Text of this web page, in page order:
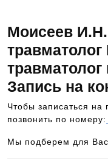
Моисеев
Запись на
Чтобы записаться
позвонить по номеру:
Мы подберем для Вас